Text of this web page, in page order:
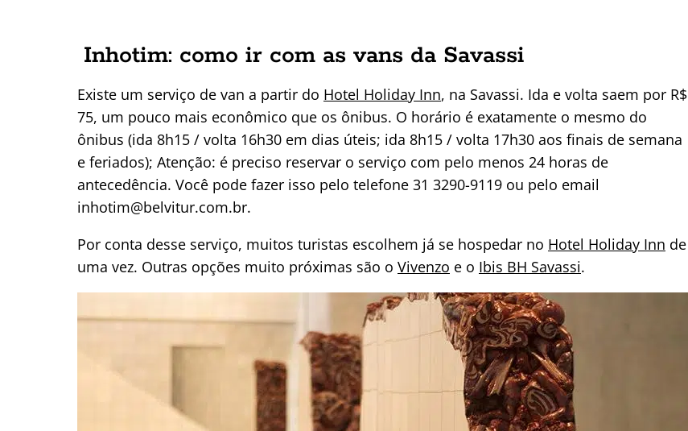
Inhotim: como ir com as vans da Savassi
Existe um serviço de van a partir do Hotel Holiday Inn, na Savassi. Ida e volta saem por R$
75, um pouco mais econômico que os ônibus. O horário é exatamente o mesmo do
ônibus (ida 8h15 / volta 16h30 em dias úteis; ida 8h15 / volta 17h30 aos finais de semana
e feriados); Atenção: é preciso reservar o serviço com pelo menos 24 horas de
antecedência. Você pode fazer isso pelo telefone 31 3290-9119 ou pelo email
inhotim@belvitur.com.br.
Por conta desse serviço, muitos turistas escolhem já se hospedar no Hotel Holiday Inn de
uma vez. Outras opções muito próximas são o Vivenzo e o Ibis BH Savassi.